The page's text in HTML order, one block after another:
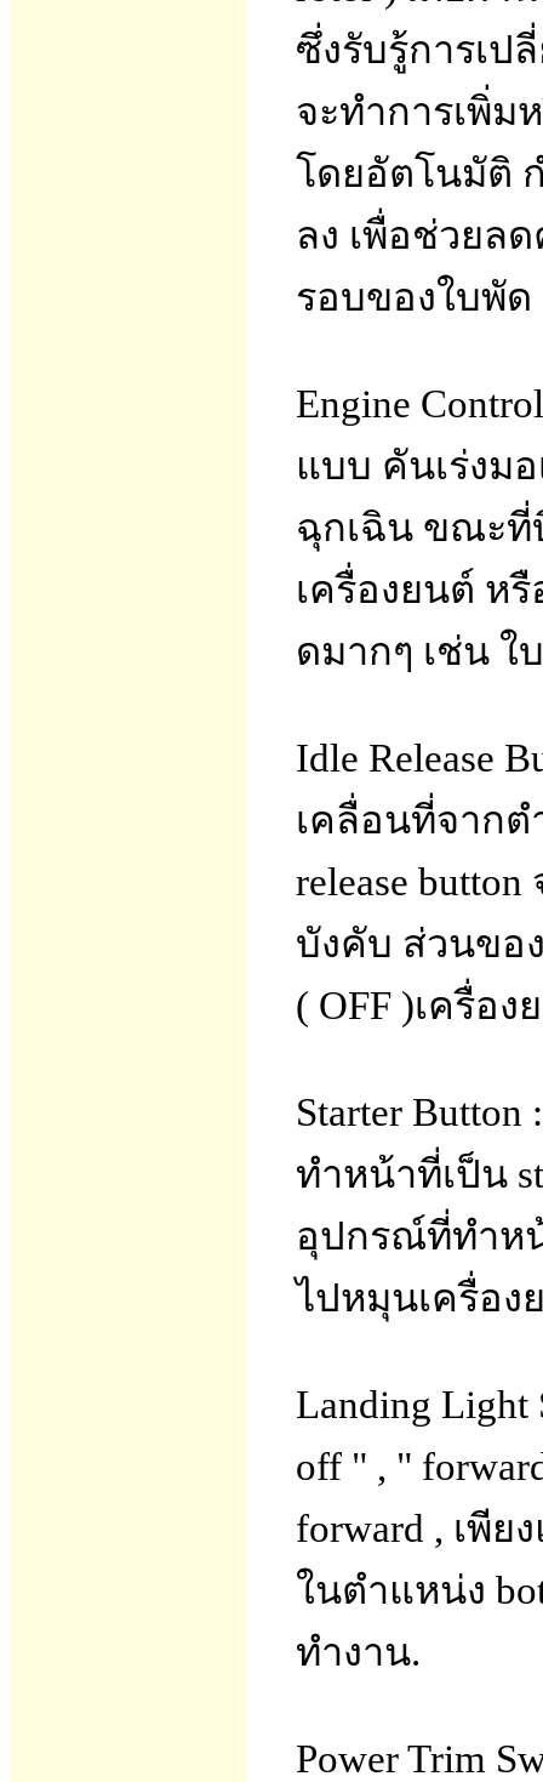
ซึ่งรับรู้การเ
จะทำการเพิ่ม
โดยอัตโนมัติ
ลง เพื่อช่วยล
รอบของใบพัด
Engine
แบบ คันเร่งม
ฉุกเฉิน ขณะที่
เครื่องยนต์ ห
ดมากๆ เช่น ใ
Idle Release
เคลื่อนที่จากต
release
บังคับ ส่วนขอ
( OFF )เครื่อง
Starter
ทำหน้าที่เป็น
อุปกรณ์ที่ทำหน้
ไปหมุนเครื่อง
Landing
off " , "
forward , เพี
ในตำแหน่ง
ทำงาน.
Power Trim